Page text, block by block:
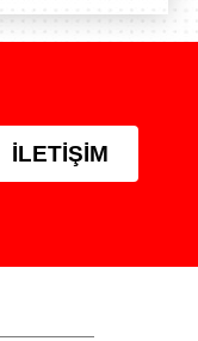
İLETIŞIM